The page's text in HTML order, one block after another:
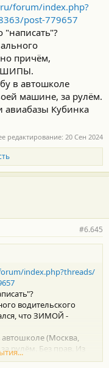
forum/index.php?
post-779657
причём,
ШИПЫ.
в автошколе
машине, за рулём.
авиабазы Кубинка
редактирование: 20 Сен 2024
#6.645
index.php?threads/
водительского
что ЗИМОЙ -
(Москва,
рулём. Без прав. Из
(~70-80 км).